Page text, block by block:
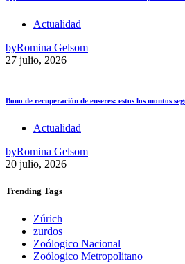
Actualidad
byRomina Gelsom
27 julio, 2026
Bono de recuperación de enseres: estos los montos
Actualidad
byRomina Gelsom
20 julio, 2026
Trending Tags
Zúrich
zurdos
Zoólogico Nacional
Zoólogico Metropolitano